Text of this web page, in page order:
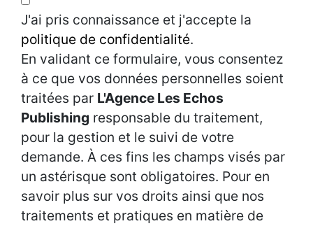
J'ai pris connaissance et j'accepte la
politique de confidentialité.
En validant ce formulaire, vous consentez
à ce que vos données personnelles soient
traitées par L'Agence Les Echos
Publishing responsable du traitement,
pour la gestion et le suivi de votre
demande. À ces fins les champs visés par
un astérisque sont obligatoires. Pour en
savoir plus sur vos droits ainsi que nos
traitements et pratiques en matière de